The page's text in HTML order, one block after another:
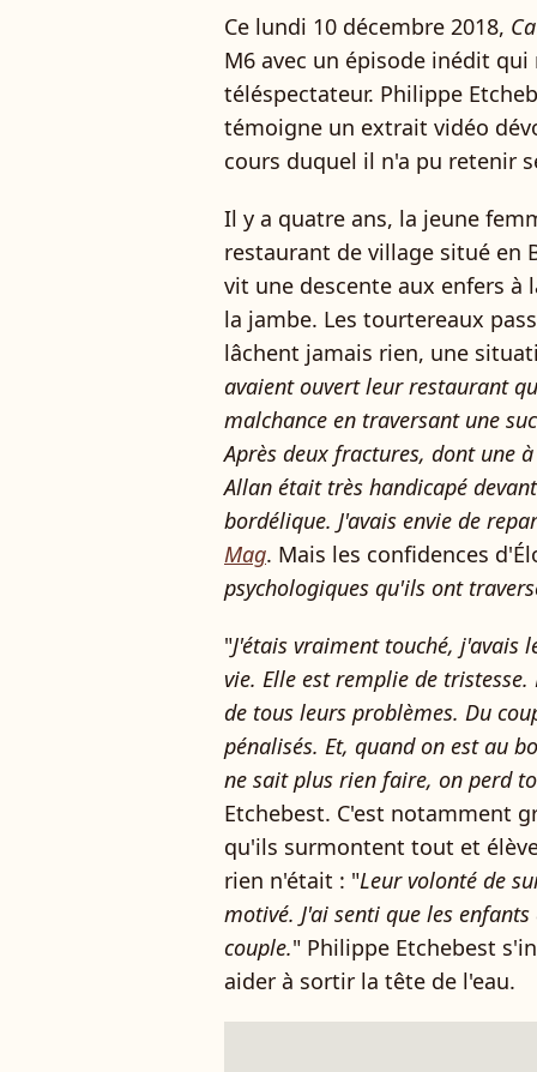
Ce lundi 10 décembre 2018,
M6 avec un épisode inédit
téléspectateur. Philippe
témoigne un extrait vidéo
cours duquel il n'a pu retenir
Il y a quatre ans, la jeune
restaurant de village situé en
vit une descente aux enfers à
la jambe. Les tourtereaux
lâchent jamais rien, une
avaient ouvert leur restaurant
malchance en traversant une
Après deux fractures, dont une
Allan était très handicapé
bordélique. J'avais envie de
Mag. Mais les confidences
psychologiques qu'ils ont
"J'étais vraiment touché, j'avais
vie. Elle est remplie de
de tous leurs problèmes. Du
pénalisés. Et, quand on est au
ne sait plus rien faire, on perd
Etchebest. C'est notamment
qu'ils surmontent tout et
rien n'était : "Leur volonté de
motivé. J'ai senti que les
couple." Philippe Etchebest
aider à sortir la tête de l'eau.